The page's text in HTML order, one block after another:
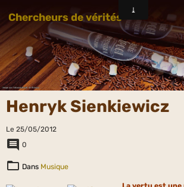
Chercheurs de vérités
Henryk Sienkiewicz
Le 25/05/2012
0
Dans Musique